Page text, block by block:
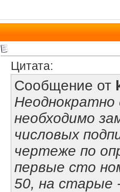
Цитата:
Сообщение от
Неоднократно
необходимо
числовых
чертеже по
первые сто
50, на старые